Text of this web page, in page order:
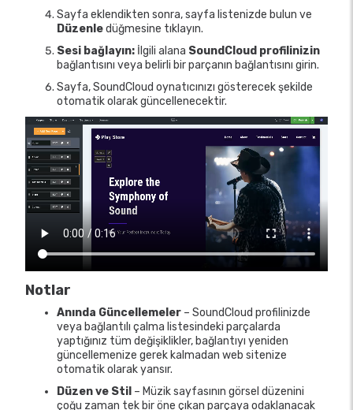
Sayfa eklendikten sonra, sayfa listenizde bulun ve
Düzenledüğmesine tıklayın.
Sesi bağlayın: İlgili alana SoundCloud profilinizin
bağlantısını veya belirli bir parçanın bağlantısını girin.
Sayfa, SoundCloud oynatıcınızı gösterecek şekilde
otomatik olarak güncellenecektir.
Notlar
Anında Güncellemeler – SoundCloud profilinizde
veya bağlantılı çalma listesindeki parçalarda
yaptığınız tüm değişiklikler, bağlantıyı yeniden
güncellemenize gerek kalmadan web sitenize
otomatik olarak yansır.
Düzen ve Stil – Müzik sayfasının görsel düzenini
çoğu zaman tek bir öne çıkan parçaya odaklanacak